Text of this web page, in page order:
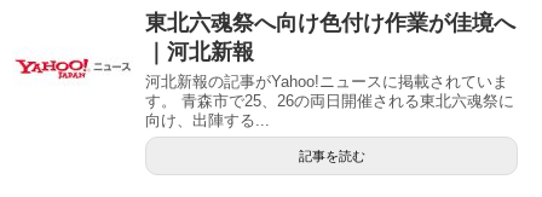
東北六魂祭へ向け色付け作業が佳境へ
｜河北新報
河北新報の記事がYahoo!ニュースに掲載されていま
す。 青森市で25、26の両日開催される東北六魂祭に
向け、出陣する...
記事を読む